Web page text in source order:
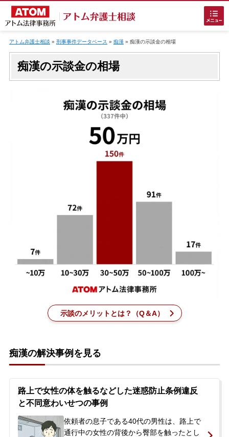
でお困りの方
刑事事件を示談で解決したい
アトムについて知りたい方
弁護士紹介
弁護士費用
アクセス
アトム弁護士相談 » 刑事事件データベース » 痴漢» 痴漢の示談金の相場
痴漢の示談金の相場
示談のメリットとは？（Q＆A）
痴漢の解決事例を見る
路上で女性の体を触るなどした迷惑防止条例違反
と不同意わいせつの事例
依頼者の息子である40代の男性は、路上で
通行中の女性の背後から臀部を触ったとし